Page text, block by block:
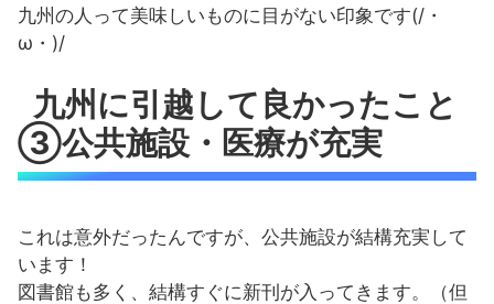
九州の人って美味しいものに目がない印象です(/・
ω・)/
九州に引越して良かったこと
③公共施設・医療が充実
これは意外だったんですが、公共施設が結構充実して
います！
図書館も多く、結構すぐに新刊が入ってきます。（但